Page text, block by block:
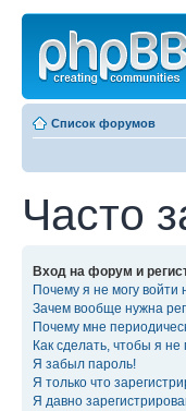
Список форумов
Часто
Вход на форум и
Почему я не могу войти
Зачем вообще нужна
Почему мне
Как сделать, чтобы я
Я забыл пароль!
Я только что
Я давно